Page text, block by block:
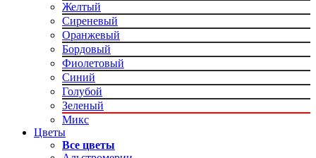
Желтый
Сиреневый
Оранжевый
Бордовый
Фиолетовый
Синий
Голубой
Зеленый
Микс
Цветы
Все цветы